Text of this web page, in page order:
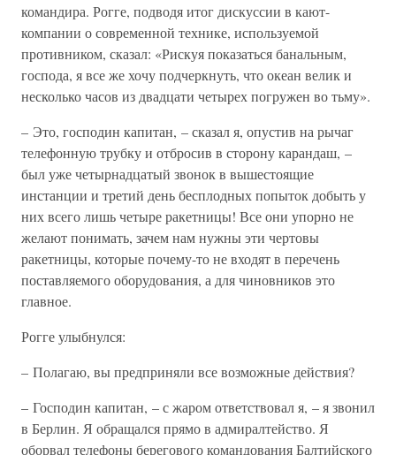
командира. Рогге, подводя итог дискуссии в кают-
компании о современной технике, используемой
противником, сказал: «Рискуя показаться банальным,
господа, я все же хочу подчеркнуть, что океан велик и
несколько часов из двадцати четырех погружен во тьму».
– Это, господин капитан, – сказал я, опустив на рычаг
телефонную трубку и отбросив в сторону карандаш, –
был уже четырнадцатый звонок в вышестоящие
инстанции и третий день бесплодных попыток добыть у
них всего лишь четыре ракетницы! Все они упорно не
желают понимать, зачем нам нужны эти чертовы
ракетницы, которые почему-то не входят в перечень
поставляемого оборудования, а для чиновников это
главное.
Рогге улыбнулся:
– Полагаю, вы предприняли все возможные действия?
– Господин капитан, – с жаром ответствовал я, – я звонил
в Берлин. Я обращался прямо в адмиралтейство. Я
оборвал телефоны берегового командования Балтийского